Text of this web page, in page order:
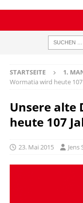
STARTSEITE 1.
Wormatia wird heute 107
Unsere alte
heute 107
23. Mai 2015 Jens